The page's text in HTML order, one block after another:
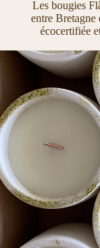
Les bougies
entre Bretagne
écocertifiée